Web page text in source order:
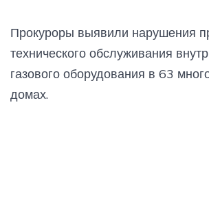
Прокуроры выявили нарушения
технического обслуживания
газового оборудования в 63
домах.